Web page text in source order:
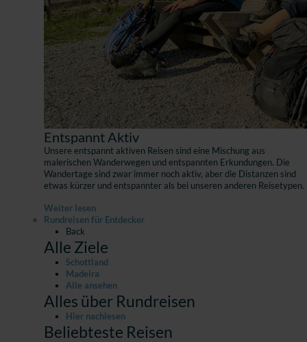
Entspannt Aktiv
Unsere entspannt aktiven Reisen sind eine Mischung aus
malerischen Wanderwegen und entspannten Erkundungen. Die
Wandertage sind zwar immer noch aktiv, aber die Distanzen sind
etwas kürzer und entspannter als bei unseren anderen Reisetypen.
Weiter lesen
Rundreisen für Entdecker
Back
Alle Ziele
Schottland
Madeira
Alle ansehen
Alles über Rundreisen
Hier nachlesen
Beliebteste Reisen